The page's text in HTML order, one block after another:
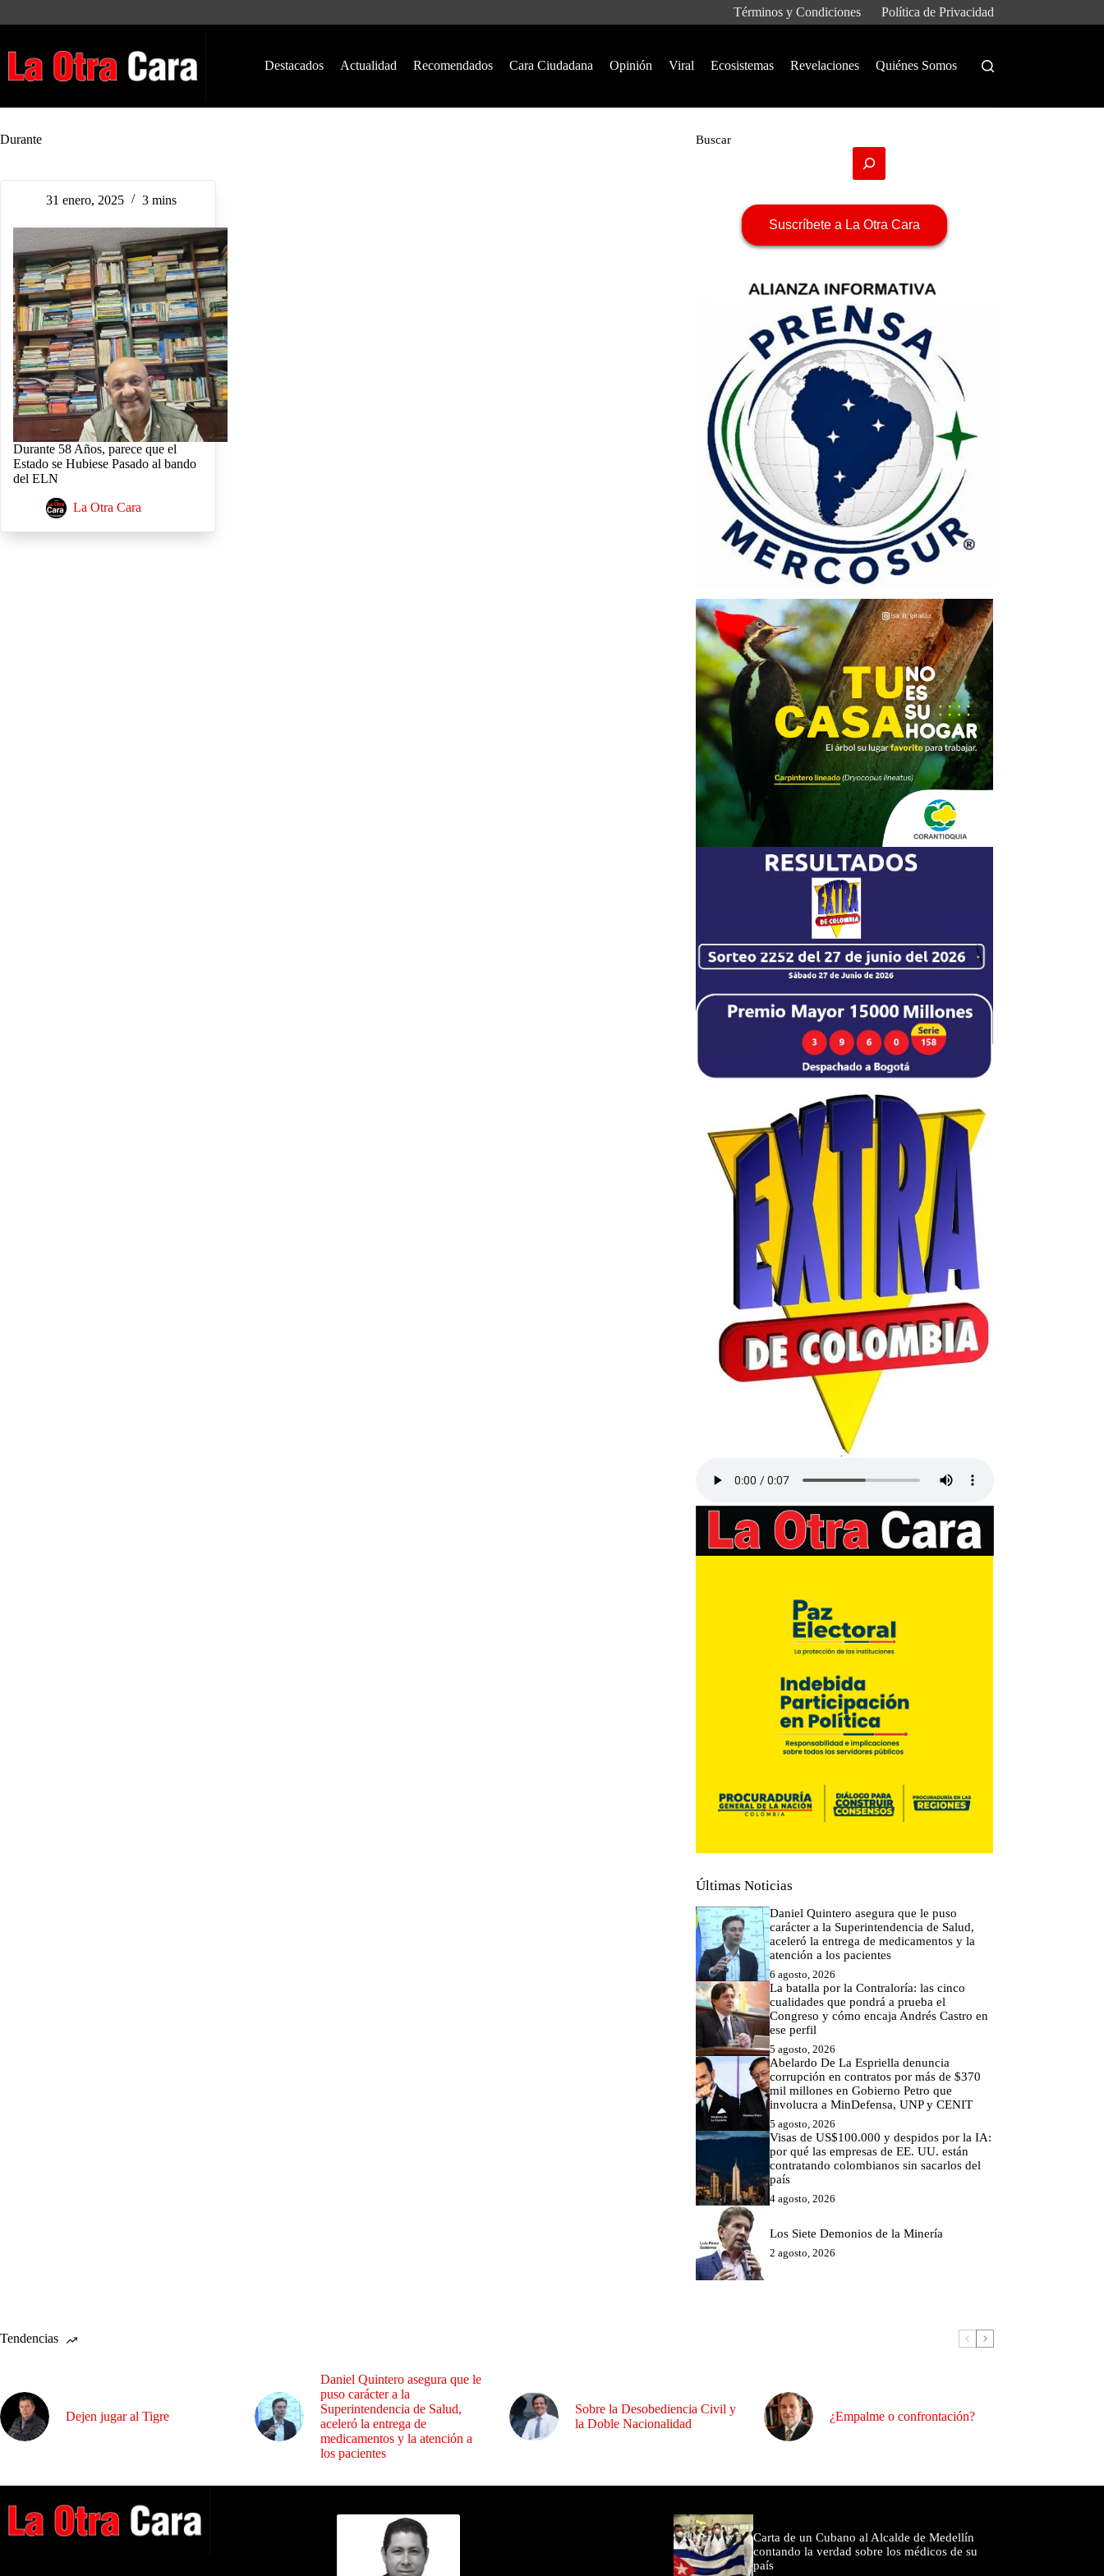
Términos y Condiciones Política de Privacidad
Destacados Actualidad Recomendados Cara Ciudadana Opinión Viral Ecosistemas Revelaciones Quiénes Somos
Durante
31 enero, 2025 3 mins
Durante 58 Años, parece que el
Estado se Hubiese Pasado al bando
del ELN
La Otra Cara
Buscar
Suscríbete a La Otra Cara
Últimas Noticias
Daniel Quintero asegura que le puso
carácter a la Superintendencia de Salud,
aceleró la entrega de medicamentos y la
atención a los pacientes
6 agosto, 2026
La batalla por la Contraloría: las cinco
cualidades que pondrá a prueba el
Congreso y cómo encaja Andrés Castro en
ese perfil
5 agosto, 2026
Abelardo De La Espriella denuncia
corrupción en contratos por más de $370
mil millones en Gobierno Petro que
involucra a MinDefensa, UNP y CENIT
5 agosto, 2026
Visas de US$100.000 y despidos por la IA:
por qué las empresas de EE. UU. están
contratando colombianos sin sacarlos del
país
4 agosto, 2026
Los Siete Demonios de la Minería
2 agosto, 2026
Tendencias
Dejen jugar al Tigre
Daniel Quintero asegura que le
puso carácter a la
Superintendencia de Salud,
aceleró la entrega de
medicamentos y la atención a
los pacientes
Sobre la Desobediencia Civil y
la Doble Nacionalidad
¿Empalme o confrontación?
Carta de un Cubano al Alcalde de Medellín
contando la verdad sobre los médicos de su
país